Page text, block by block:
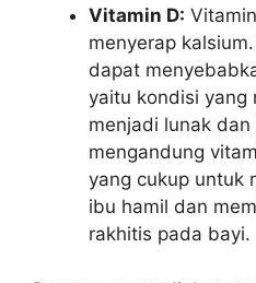
Vitamin D:
menyerap
dapat
yaitu kondisi yang
menjadi lunak dan
mengandung
yang cukup untuk
ibu hamil dan
rakhitis pada bayi.